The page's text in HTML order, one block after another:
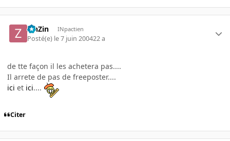
ZinZin INpactien
Posté(e) le 7 juin 200422 a
de tte façon il les achetera pas....
Il arrete de pas de freeposter....
ici et ici....
Citer